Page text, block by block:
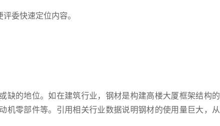
委快速定位内容。
缺的地位。如在建筑行业，钢材是构建高楼大厦框架结构的
机零部件等。引用相关行业数据说明钢材的使用量巨大，从